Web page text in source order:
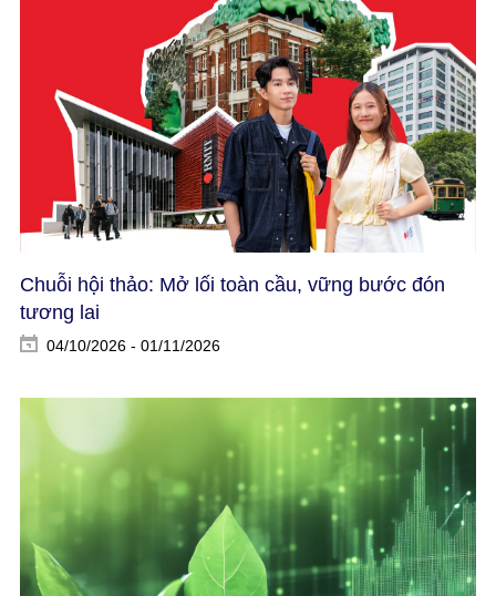
Chuỗi hội thảo: Mở lối toàn cầu, vững bước đón
tương lai
04/10/2026 - 01/11/2026